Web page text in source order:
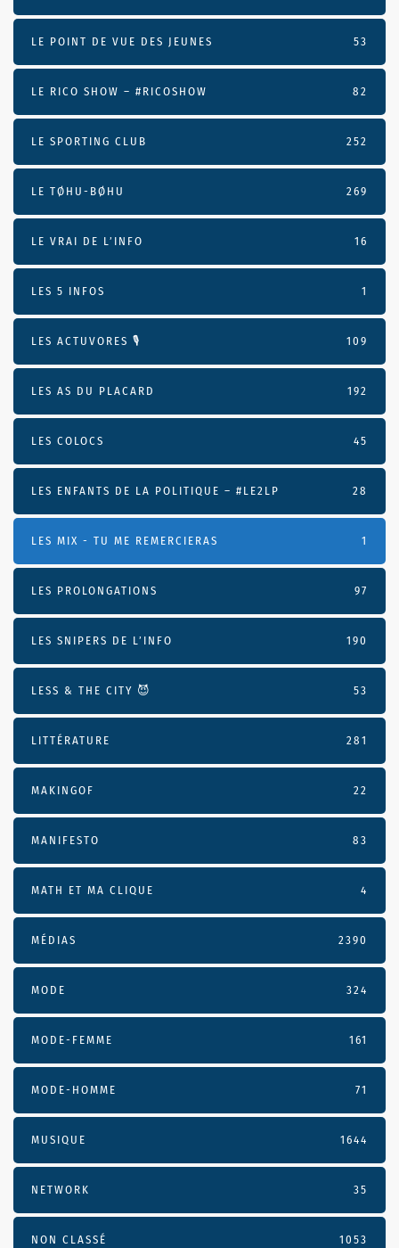
LE POINT DE VUE DES JEUNES 53
LE RICO SHOW – #RICOSHOW 82
LE SPORTING CLUB 252
LE TØHU-BØHU 269
LE VRAI DE L’INFO 16
LES 5 INFOS 1
LES ACTUVORES 🎙 109
LES AS DU PLACARD 192
LES COLOCS 45
LES ENFANTS DE LA POLITIQUE – #LE2LP 28
LES MIX - TU ME REMERCIERAS 1
LES PROLONGATIONS 97
LES SNIPERS DE L’INFO 190
LESS & THE CITY 😈 53
LITTÉRATURE 281
MAKINGOF 22
MANIFESTO 83
MATH ET MA CLIQUE 4
MÉDIAS 2390
MODE 324
MODE-FEMME 161
MODE-HOMME 71
MUSIQUE 1644
NETWORK 35
NON CLASSÉ 1053